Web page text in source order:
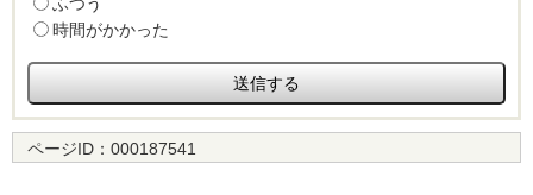
時間がかかった
ページID： 000187541